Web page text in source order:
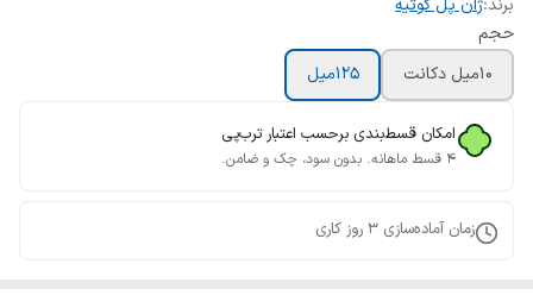
برند:ژان پل گوتیه
حجم
10میل دکانت
125میل
امکان قسط‌بندی برحسب اعتبار ترب‌پی
۴ قسط ماهانه. بدون سود، چک و ضامن.
زمان آماده‌سازی 3 روز کاری